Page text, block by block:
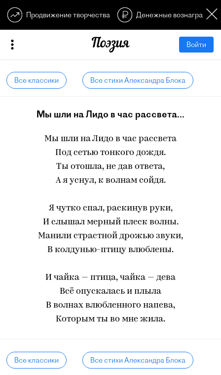
Продвижение творчества Денежные
Войти
Все классики Все стихи Александра Блока
Мы шли на Лидо в час рассвета...
Мы шли на Лидо в час рассвета
Под сетью тонкого дождя.
Ты отошла, не дав ответа,
А я уснул, к волнам сойдя.
Я чутко спал, раскинув руки,
И слышал мерный плеск волны.
Манили страстной дрожью звуки,
В колдунью-птицу влюблены.
И чайка — птица, чайка — дева
Всё опускалась и плыла
В волнах влюбленного напева,
Которым ты во мне жила.
Все классики Все стихи Александра Блока